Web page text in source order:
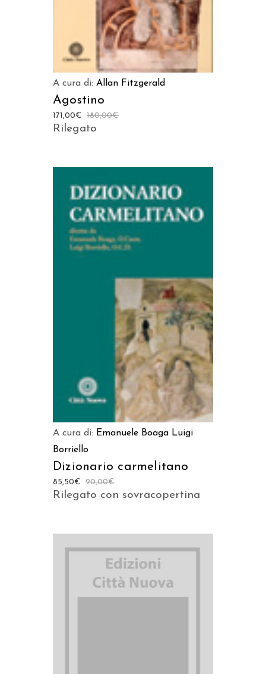
A cura di: Allan Fitzgerald
Agostino
180,00€
171,00€
Rilegato
AGGIUNGI AL CARRELLO
A cura di: Emanuele Boaga Luigi
Borriello
Dizionario carmelitano
90,00€
85,50€
Rilegato con sovracopertina